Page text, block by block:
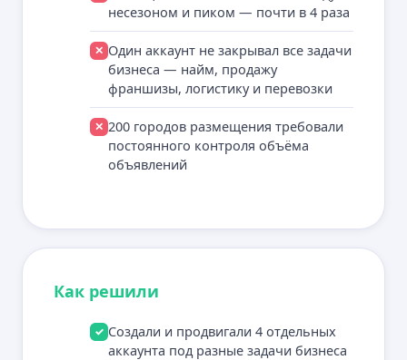
несезоном и пиком — почти в 4 раза
✕ Один аккаунт не закрывал все задачи
бизнеса — найм, продажу
франшизы, логистику и перевозки
✕ 200 городов размещения требовали
постоянного контроля объёма
объявлений
Как решили
✓ Создали и продвигали 4 отдельных
аккаунта под разные задачи бизнеса